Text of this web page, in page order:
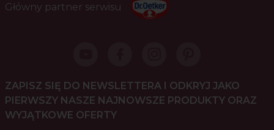
Główny partner serwisu
ZAPISZ SIĘ DO NEWSLETTERA I ODKRYJ JAKO
PIERWSZY NASZE NAJNOWSZE PRODUKTY ORAZ
WYJĄTKOWE OFERTY